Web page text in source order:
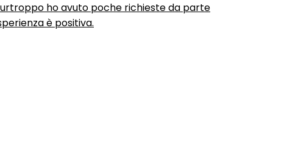
ho avuto poche richieste da parte
è positiva.